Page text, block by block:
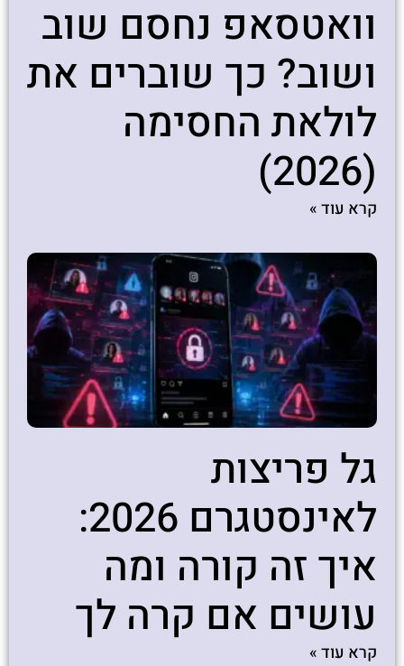
וואטסאפ נחסם שוב
ושוב? כך שוברים את
לולאת החסימה
(2026)
קרא עוד »
גל פריצות
לאינסטגרם 2026:
איך זה קורה ומה
עושים אם קרה לך
קרא עוד »